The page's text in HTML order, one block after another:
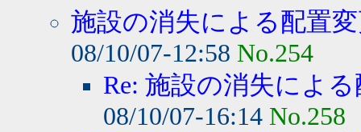
施設の消失による配置
08/10/07-12:58 No.254
Re: 施設の消失によ
08/10/07-16:14 No.258